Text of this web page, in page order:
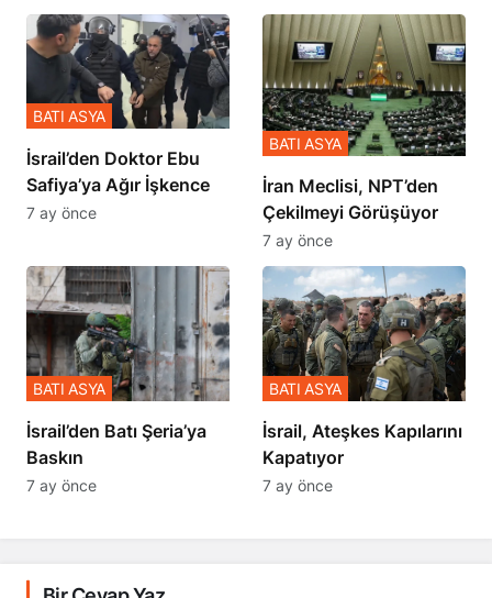
İsrail’den Doktor Ebu
Safiya’ya Ağır İşkence
BATI ASYA
7 ay önce
İran Meclisi, NPT’den
Çekilmeyi Görüşüyor
BATI ASYA
7 ay önce
​​​​​​​İsrail’den Batı Şeria’ya
Baskın
BATI ASYA
7 ay önce
İsrail, Ateşkes Kapılarını
Kapatıyor
BATI ASYA
7 ay önce